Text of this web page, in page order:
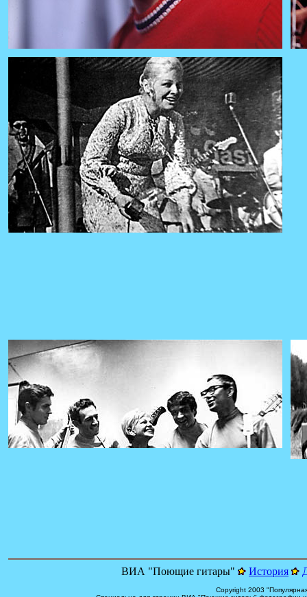
ВИА "Поющие гитары" История
Copyright 2003